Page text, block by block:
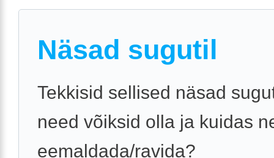
Näsad sugutil
Tekkisid sellised näsad
need võiksid olla ja kuidas
eemaldada/ravida?